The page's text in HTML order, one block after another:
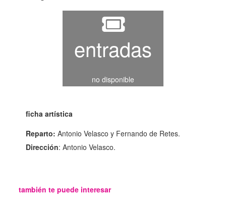
entradas
no disponible
ficha artística
Reparto: Antonio Velasco y Fernando de Retes.
Dirección: Antonio Velasco.
también te puede interesar